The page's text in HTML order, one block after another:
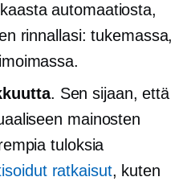
automaatiosta,
rinnallasi: tukemassa,
. Sen sijaan, että
mainosten
tuloksia
ratkaisut, kuten